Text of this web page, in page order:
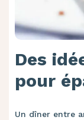
Des
pour
Un dîner entre